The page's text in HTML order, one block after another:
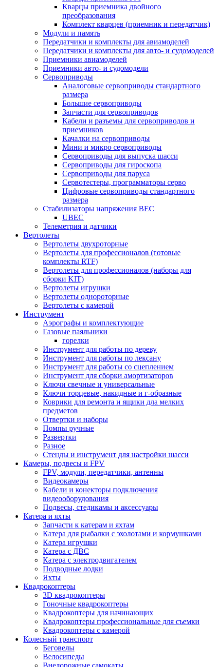
Кварцы приемника двойного
преобразования
Комплект кварцев (приемник и передатчик)
Модули и память
Передатчики и комплекты для авиамоделей
Передатчики и комплекты для авто- и судомоделей
Приемники авиамоделей
Приемники авто- и судомодели
Сервоприводы
Аналоговые сервоприводы стандартного
размера
Большие сервоприводы
Запчасти для сервоприводов
Кабели и разъемы для сервоприводов и
приемников
Качалки на сервоприводы
Мини и микро сервоприводы
Сервоприводы для выпуска шасси
Сервоприводы для гироскопа
Сервоприводы для паруса
Сервотестеры, программаторы серво
Цифровые сервоприводы стандартного
размера
Стабилизаторы напряжения BEC
UBEC
Телеметрия и датчики
Вертолеты
Вертолеты двухроторные
Вертолеты для профессионалов (готовые
комплекты RTF)
Вертолеты для профессионалов (наборы для
сборки KIT)
Вертолеты игрушки
Вертолеты однороторные
Вертолеты с камерой
Инструмент
Аэрографы и комплектующие
Газовые паяльники
горелки
Инструмент для работы по дереву
Инструмент для работы по лексану
Инструмент для работы со сцеплением
Инструмент для сборки амортизаторов
Ключи свечные и универсальные
Ключи торцевые, накидные и г-образные
Коврики для ремонта и ящики дла мелких
предметов
Отвертки и наборы
Помпы ручные
Развертки
Разное
Стенды и инструмент для настройки шасси
Камеры, подвесы и FPV
FPV, модули, передатчики, антенны
Видеокамеры
Кабели и конекторы подключения
видеооборудования
Подвесы, стедикамы и аксессуары
Катера и яхты
Запчасти к катерам и яхтам
Катера для рыбалки с эхолотами и кормушками
Катера игрушки
Катера с ДВС
Катера с электродвигателем
Подводные лодки
Яхты
Квадрокоптеры
3D квадрокоптеры
Гоночные квадрокоптеры
Квадрокоптеры для начинающих
Квадрокоптеры профессиональные для съемки
Квадрокоптеры с камерой
Колесный транспорт
Беговелы
Велосипеды
Внедорожные самокаты